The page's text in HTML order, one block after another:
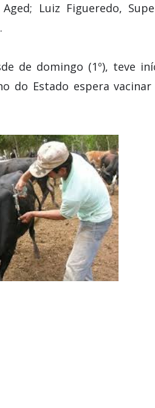
Luiz Figueredo,
de domingo (1º), teve
do Estado espera